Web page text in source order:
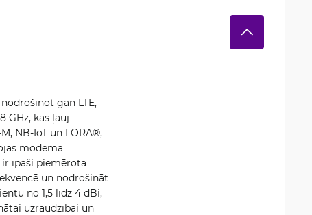
gan LTE,
GHz, kas ļauj
NB-IoT un LORA®,
modema
īpaši piemērota
un nodrošināt
no 1,5 līdz 4 dBi,
uzraudzībai un